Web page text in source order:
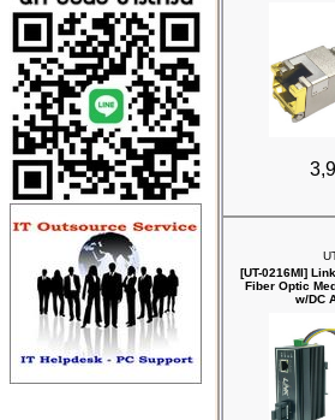
[UT-0216MI]
Fiber Optic
w/DC